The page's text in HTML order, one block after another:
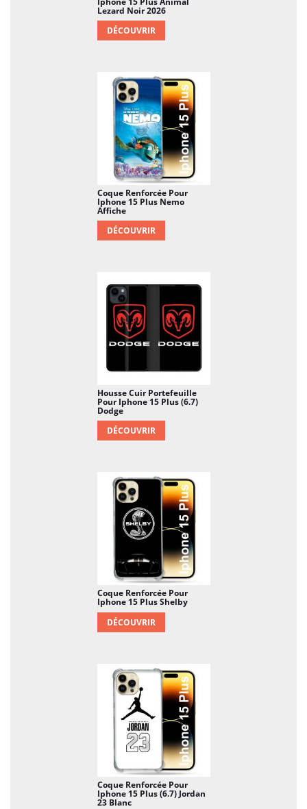
Lezard Noir 2026
DÉCOUVRIR
Coque Renforcée Pour
Iphone 15 Plus Nemo
Affiche
DÉCOUVRIR
Housse Cuir Portefeuille
Pour Iphone 15 Plus (6.7)
Dodge
DÉCOUVRIR
Coque Renforcée Pour
Iphone 15 Plus Shelby
DÉCOUVRIR
Coque Renforcée Pour
Iphone 15 Plus (6.7) Jordan
23 Blanc